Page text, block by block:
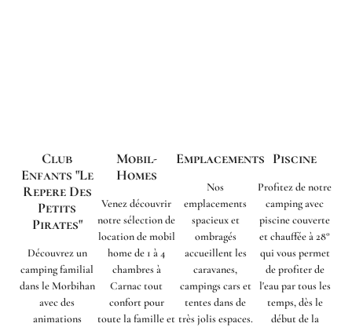
Club
Enfants "Le
Repere Des
Petits
Pirates"
Découvrez un
camping familial
dans le Morbihan
avec des
animations
Mobil-
Homes
Venez découvrir
notre sélection de
location de mobil
home de 1 à 4
chambres à
Carnac tout
confort pour
toute la famille et
Emplacements
Nos
emplacements
spacieux et
ombragés
accueillent les
caravanes,
campings cars et
tentes dans de
très jolis espaces.
Piscine
Profitez de notre
camping avec
piscine couverte
et chauffée à 28°
qui vous permet
de profiter de
l'eau par tous les
temps, dès le
début de la